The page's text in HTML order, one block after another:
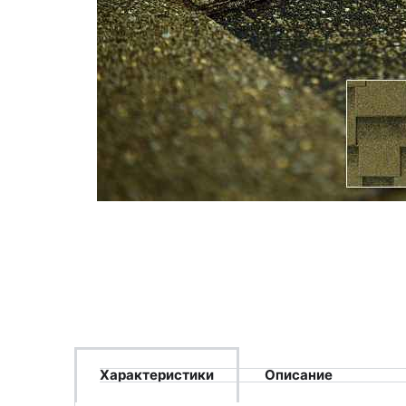
Характеристики Описание